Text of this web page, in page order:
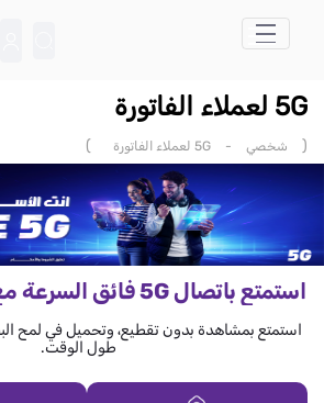
تخطي إلى المحتوى الرئيسي
5G لعملاء الفاتورة
( شخصي - 5G لعملاء الفاتورة )
استمتع باتصال 5G فائق السرعة مع انظمة الفاتورة.
استمتع بمشاهدة بدون تقطيع، وتحميل في لمح
طول الوقت.